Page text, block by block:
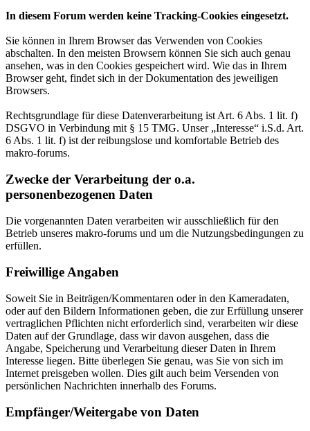
In diesem Forum werden keine Tracking-Cookies eingesetzt.
Sie können in Ihrem Browser das Verwenden von Cookies
abschalten. In den meisten Browsern können Sie sich auch genau
ansehen, was in den Cookies gespeichert wird. Wie das in Ihrem
Browser geht, findet sich in der Dokumentation des jeweiligen
Browsers.
Rechtsgrundlage für diese Datenverarbeitung ist Art. 6 Abs. 1 lit. f)
DSGVO in Verbindung mit § 15 TMG. Unser „Interesse“ i.S.d. Art.
6 Abs. 1 lit. f) ist der reibungslose und komfortable Betrieb des
makro-forums.
Zwecke der Verarbeitung der o.a.
personenbezogenen Daten
Die vorgenannten Daten verarbeiten wir ausschließlich für den
Betrieb unseres makro-forums und um die Nutzungsbedingungen zu
erfüllen.
Freiwillige Angaben
Soweit Sie in Beiträgen/Kommentaren oder in den Kameradaten,
oder auf den Bildern Informationen geben, die zur Erfüllung unserer
vertraglichen Pflichten nicht erforderlich sind, verarbeiten wir diese
Daten auf der Grundlage, dass wir davon ausgehen, dass die
Angabe, Speicherung und Verarbeitung dieser Daten in Ihrem
Interesse liegen. Bitte überlegen Sie genau, was Sie von sich im
Internet preisgeben wollen. Dies gilt auch beim Versenden von
persönlichen Nachrichten innerhalb des Forums.
Empfänger/Weitergabe von Daten